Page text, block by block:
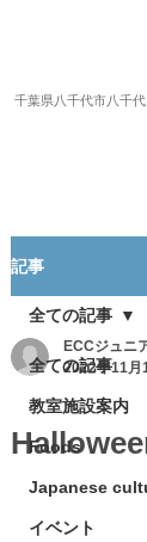
千葉県八千代市八千
記事
全ての記事
教室施設案内
Foods
Japanese
イベント
全ての記事
ECCジュニ
2022年11月